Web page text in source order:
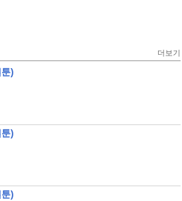
더보기
)
)
)